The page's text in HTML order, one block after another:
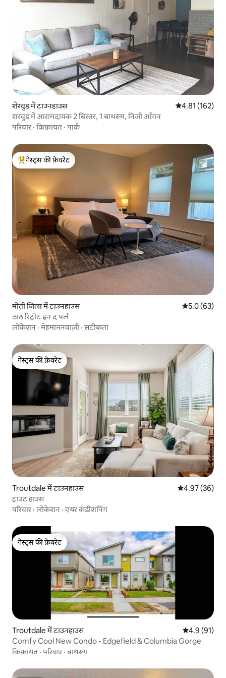
शेरवुड में टाउनहाउस औसत रेटिंग 5 में से
4.81 (162)
शरवुड में आरामदायक 2 बिस्तर, 1 बाथरूम, निजी आँगन
परिवार ·किफ़ायत ·पार्क
गेस्ट्स का टॉप फ़ेवरेट
गेस्ट्स की फ़ेवरेट
मोती जिला में टाउनहाउस औसत रेटिंग 5
5.0 (63)
ठाठ रिट्रीट इन द पर्ल
लोकेशन ·मेहमाननवाज़ी ·सटीकता
गेस्ट्स की फ़ेवरेट
गेस्ट्स की फ़ेवरेट
Troutdale में टाउनहाउस औसत रेटिंग 5 में
4.97 (36)
ट्राउट हाउस
परिवार ·लोकेशन ·एयर कंडीशनिंग
गेस्ट्स की फ़ेवरेट
गेस्ट्स की फ़ेवरेट
Troutdale में टाउनहाउस औसत रेटिंग 5
4.9 (91)
Comfy Cool New Condo - Edgefield & Columbia Gorge
किफ़ायत ·परिवार ·बाथरूम